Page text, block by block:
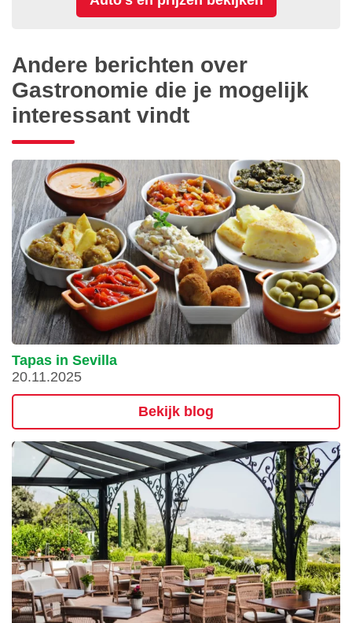
Andere berichten over
Gastronomie die je mogelijk
interessant vindt
Tapas in Sevilla
20.11.2025
Bekijk blog